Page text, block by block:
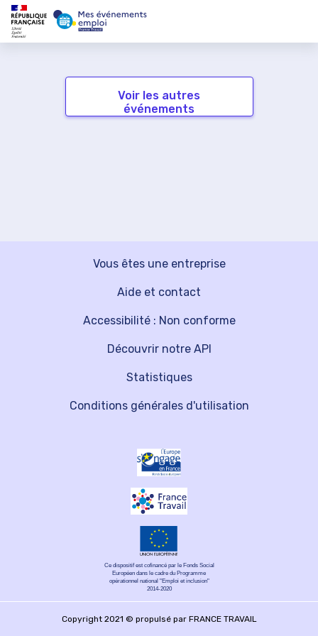
Voir les autres
événements
Vous êtes une entreprise
Découvrir notre API
Aide et contact
Statistiques
Accessibilité : Non conforme
Conditions générales d'utilisation
Ce dispositif est cofinancé par le Fonds Social
Européen dans le cadre du Programme
opérationnel national "Emploi et inclusion"
2014-2020
Copyright 2021 © propulsé par FRANCE TRAVAIL